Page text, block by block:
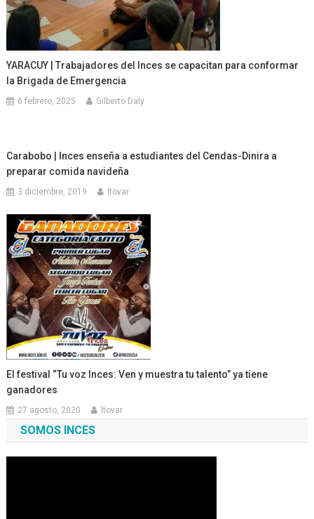
YARACUY | Trabajadores del Inces se capacitan para conformar
la Brigada de Emergencia
6 febrero, 2025 Gilberto Daly
Carabobo | Inces enseña a estudiantes del Cendas-Dinira a
preparar comida navideña
3 diciembre, 2019 ltovar
El festival “Tu voz Inces: Ven y muestra tu talento” ya tiene
ganadores
27 agosto, 2020 ltovar
SOMOS INCES